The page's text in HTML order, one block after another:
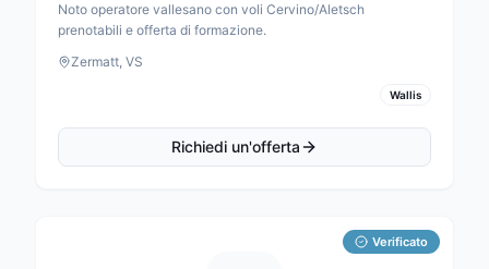
Noto operatore vallesano con voli Cervino/Aletsch
prenotabili e offerta di formazione.
Zermatt, VS
Wallis
Richiedi un'offerta
Verificato